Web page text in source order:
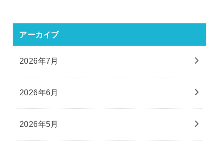
アーカイブ
2026年7月
2026年6月
2026年5月